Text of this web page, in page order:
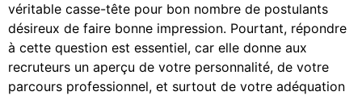
véritable casse-tête pour bon nombre de postulants
désireux de faire bonne impression. Pourtant, répondre
à cette question est essentiel, car elle donne aux
recruteurs un aperçu de votre personnalité, de votre
parcours professionnel, et surtout de votre adéquation